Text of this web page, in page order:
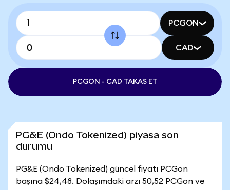
PCGON
CAD
PCGON - CAD TAKAS ET
PG&E (Ondo Tokenized) piyasa son
durumu
PG&E (Ondo Tokenized) güncel fiyatı PCGon
başına $24,48. Dolaşımdaki arzı 50,52 PCGon ve